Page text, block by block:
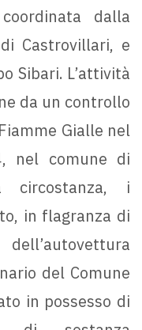
dalla
Castrovillari, e
Sibari. L’attività
da un controllo
Gialle nel
nel comune di
circostanza, i
in flagranza di
del Comune
in possesso di